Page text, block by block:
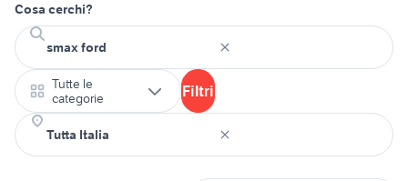
Cosa cerchi?
Tutte le
categorie
Filtri